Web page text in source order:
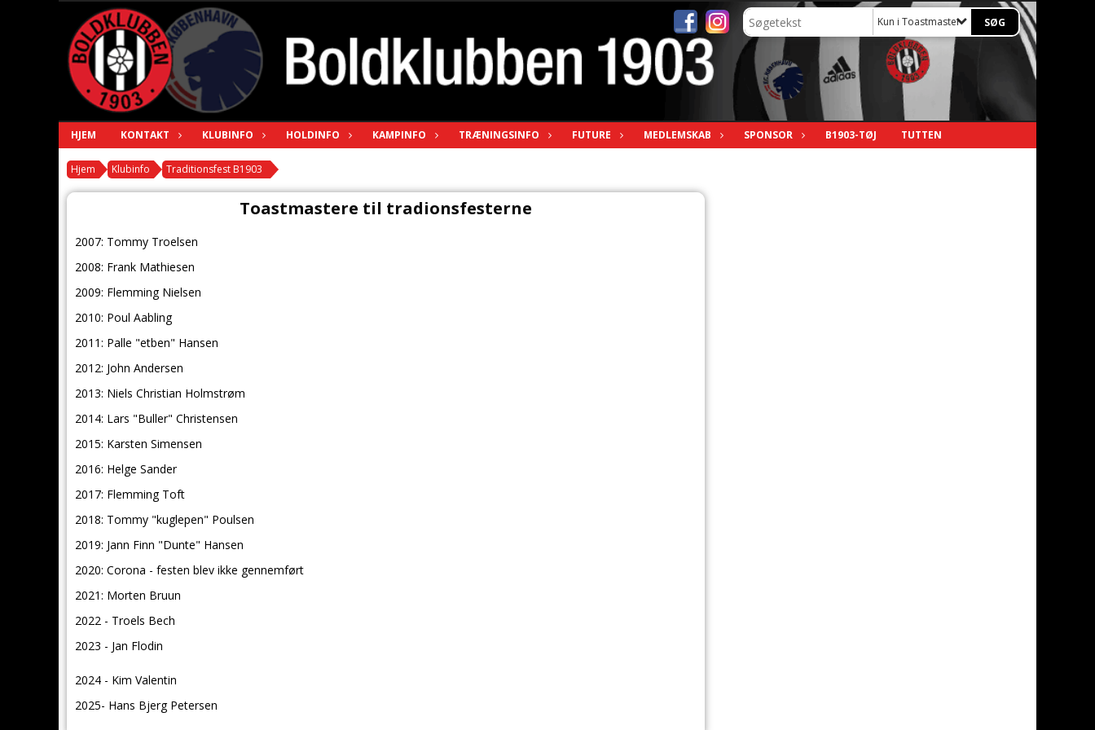
Kun i Toastmastere til tradionsfesterne
HJEM KONTAKT KLUBINFO HOLDINFO KAMPINFO TRÆNINGSINFO FUTURE MEDLEMSKAB SPONSOR B1903-TØJ TUTTEN
Hjem Klubinfo Traditionsfest B1903
Toastmastere til tradionsfesterne
2007: Tommy Troelsen
2008: Frank Mathiesen
2009: Flemming Nielsen
2010: Poul Aabling
2011: Palle "etben" Hansen
2012: John Andersen
2013: Niels Christian Holmstrøm
2014: Lars "Buller" Christensen
2015: Karsten Simensen
2016: Helge Sander
2017: Flemming Toft
2018: Tommy "kuglepen" Poulsen
2019: Jann Finn "Dunte" Hansen
2020: Corona - festen blev ikke gennemført
2021: Morten Bruun
2022 - Troels Bech
2023 - Jan Flodin
2024 - Kim Valentin
2025- Hans Bjerg Petersen